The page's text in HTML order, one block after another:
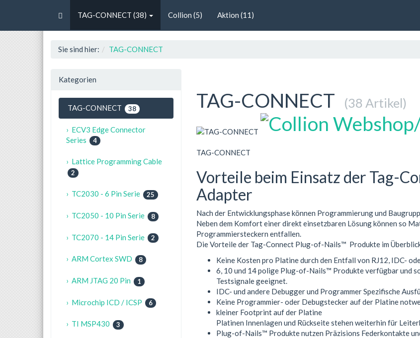
TAG-CONNECT (38) Collion (5) Aktion (11)
Sie sind hier: TAG-CONNECT
Kategorien
TAG-CONNECT 38
› ECV3 Edge Connector
Series
4
› Lattice Programming Cable
2
› TC2030 - 6 Pin Serie 25
› TC2050 - 10 Pin Serie 8
› TC2070 - 14 Pin Serie 2
› ARM Cortex SWD 8
› ARM JTAG 20 Pin 1
› Microchip ICD / ICSP 6
› TI MSP430 3
TAG-CONNECT (38 Artikel)
TAG-CONNECT
Vorteile beim Einsatz der Tag-
Adapter
Nach der Entwicklungsphase können Programmierung und
Neben dem Komfort einer direkt einsetzbaren Lösung können so
Programmiersteckern entfallen.
Die Vorteile der Tag-Connect Plug-of-Nails™ Produkte im
Keine Kosten pro Platine durch den Entfall von RJ12, IDC-
6, 10 und 14 polige Plug-of-Nails™ Produkte verfügbar und
Testsignale geeignet.
IDC- und andere Debugger und Programmer Spezifische
Keine Programmier- oder Debugstecker auf der Platine
kleiner Footprint auf der Platine
Platinen Innenlagen und Rückseite stehen weiterhin für
Plug-of-Nails™ Produkte nutzen Präzisions Federkontakte